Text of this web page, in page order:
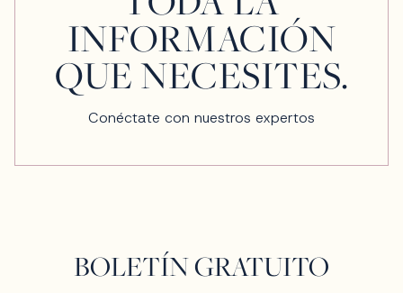
INFORMACIÓN
QUE NECESITES.
Conéctate con nuestros expertos
BOLETÍN GRATUITO